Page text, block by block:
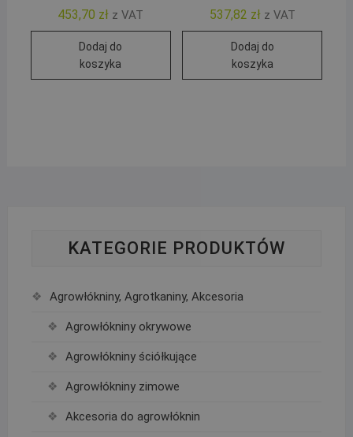
453,70 zł z VAT
Dodaj do
koszyka
537,82 zł z VAT
Dodaj do
koszyka
KATEGORIE PRODUKTÓW
Agrowłókniny, Agrotkaniny, Akcesoria
Agrowłókniny okrywowe
Agrowłókniny ściółkujące
Agrowłókniny zimowe
Akcesoria do agrowłóknin